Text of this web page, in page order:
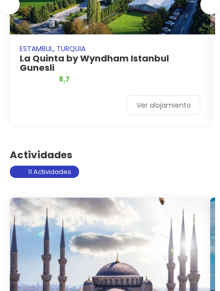
ESTAMBUL, TURQUIA
La Quinta by Wyndham Istanbul
Gunesli
8,7
Ver alojamiento
Actividades
11 Actividades